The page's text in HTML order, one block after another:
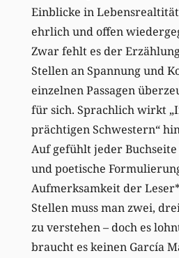
Einblicke in
ehrlich und offen
Zwar fehlt es der
Stellen an Spannung und
einzelnenPassagen
für sich. Sprachlichwirkt
prächtigen Schwestern“
Auf gefühlt jeder Buchseite
und poetische
Aufmerksamkeit der
Stellen muss man zwei,
zu verstehen – doch es
braucht es keinen García